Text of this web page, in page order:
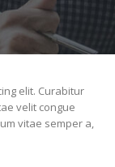
elit. Curabitur
velit congue
vitae semper a,